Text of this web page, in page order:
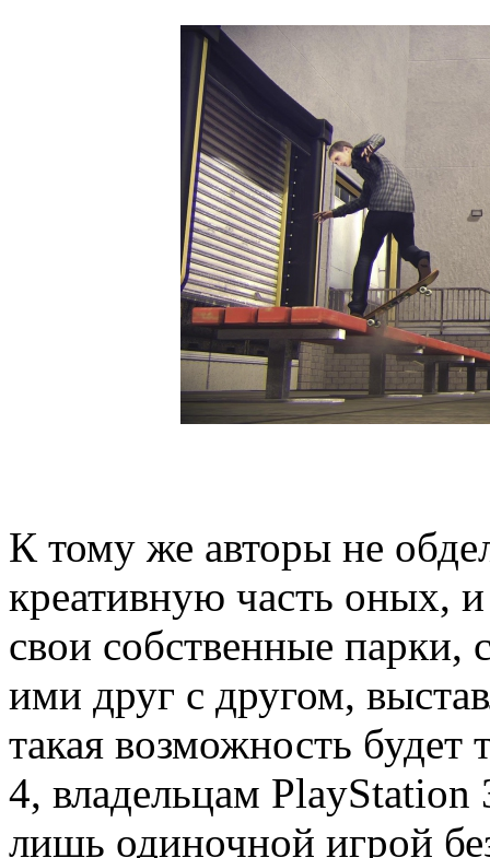
К тому же авторы не
креативную часть оных,
свои собственные парки,
ими друг с другом,
такая возможность будет
4, владельцам PlayStation
лишь одиночной игрой